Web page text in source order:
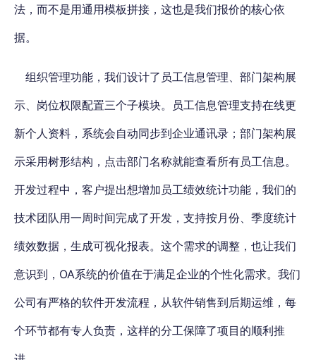
法，而不是用通用模板拼接，这也是我们报价的核心依
据。
组织管理功能，我们设计了员工信息管理、部门架构展
示、岗位权限配置三个子模块。员工信息管理支持在线更
新个人资料，系统会自动同步到企业通讯录；部门架构展
示采用树形结构，点击部门名称就能查看所有员工信息。
开发过程中，客户提出想增加员工绩效统计功能，我们的
技术团队用一周时间完成了开发，支持按月份、季度统计
绩效数据，生成可视化报表。这个需求的调整，也让我们
意识到，OA系统的价值在于满足企业的个性化需求。我们
公司有严格的软件开发流程，从软件销售到后期运维，每
个环节都有专人负责，这样的分工保障了项目的顺利推